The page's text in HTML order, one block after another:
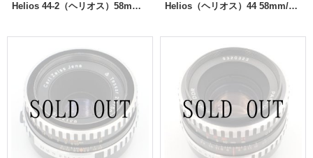
Helios 44-2（ヘリオス）58mm/F2 ※スクエア絞り改造品 Helios（ヘリオス）44 58mm/F2 ※絞り羽根13枚